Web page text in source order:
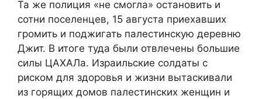
Та же полиция «не смогла» остановить и
сотни поселенцев, 15 августа приехавших
громить и поджигать палестинскую деревню
Джит. В итоге туда были отвлечены большие
силы ЦАХАЛа. Израильские солдаты с
риском для здоровья и жизни вытаскивали
из горящих домов палестинских женщин и